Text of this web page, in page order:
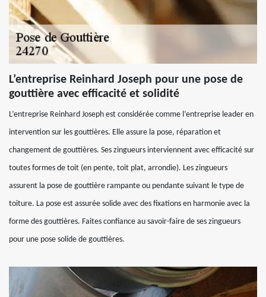
L’entreprise Reinhard Joseph pour une pose de
gouttière avec efficacité et solidité
L’entreprise Reinhard Joseph est considérée comme l’entreprise leader en
intervention sur les gouttières. Elle assure la pose, réparation et
changement de gouttières. Ses zingueurs interviennent avec efficacité sur
toutes formes de toit (en pente, toit plat, arrondie). Les zingueurs
assurent la pose de gouttière rampante ou pendante suivant le type de
toiture. La pose est assurée solide avec des fixations en harmonie avec la
forme des gouttières. Faites confiance au savoir-faire de ses zingueurs
pour une pose solide de gouttières.